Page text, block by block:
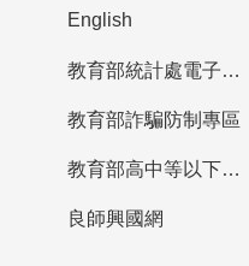
English
教育部統計處電子書櫃
教育部詐騙防制專區
教育部高中等以下學校及幼兒園教師資格檢定考試
良師興國網